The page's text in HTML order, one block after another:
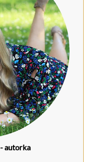
- autorka